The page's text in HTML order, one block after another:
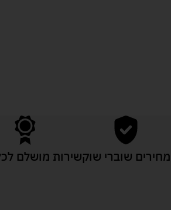
מחירים שוברי שוקשירות מושלם